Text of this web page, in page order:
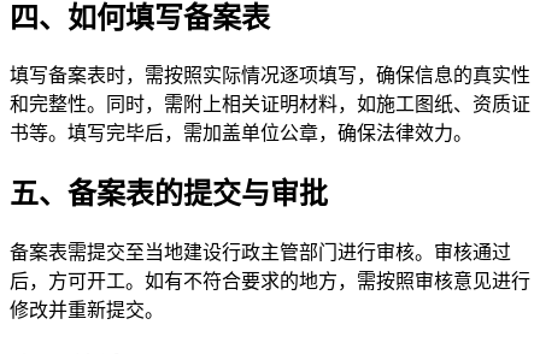
四、如何填写备案表
填写备案表时，需按照实际情况逐项填写，确保信息的真实性
和完整性。同时，需附上相关证明材料，如施工图纸、资质证
书等。填写完毕后，需加盖单位公章，确保法律效力。
五、备案表的提交与审批
备案表需提交至当地建设行政主管部门进行审核。审核通过
后，方可开工。如有不符合要求的地方，需按照审核意见进行
修改并重新提交。